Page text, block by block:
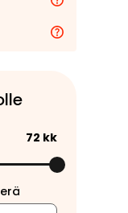
72 kk